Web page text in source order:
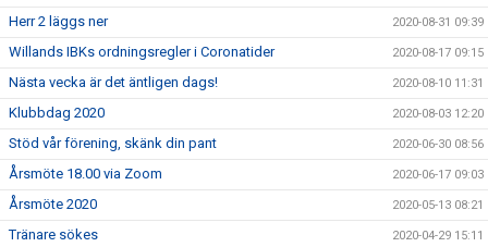
Herr 2 läggs ner 2020-08-31 09:39
Willands IBKs ordningsregler i Coronatider 2020-08-17 09:15
Nästa vecka är det äntligen dags! 2020-08-10 11:31
Klubbdag 2020 2020-08-03 12:20
Stöd vår förening, skänk din pant 2020-06-30 08:56
Årsmöte 18.00 via Zoom 2020-06-17 09:03
Årsmöte 2020 2020-05-13 08:21
Tränare sökes 2020-04-29 15:11